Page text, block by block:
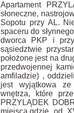
Apartament
słoneczne,
Sopotu przy AL.
spaceru do
dworca PKP i
sąsiedztwie
położone jest na
przedwojennej
amfiladzie) ,
jest wyjątkowa ze
wnętrza, które
PRZYLĄDEK
miejsca,gdzie od